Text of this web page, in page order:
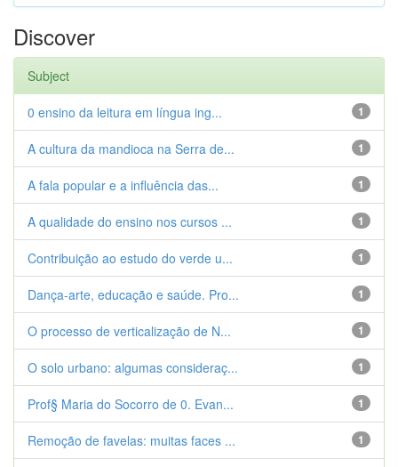
Discover
Subject
1
0 ensino da leitura em língua ing...
1
A cultura da mandioca na Serra de...
1
A fala popular e a influência das...
1
A qualidade do ensino nos cursos ...
1
Contribuição ao estudo do verde u...
1
Dança-arte, educação e saúde. Pro...
1
O processo de verticalização de N...
1
O solo urbano: algumas consideraç...
1
Prof§ Maria do Socorro de 0. Evan...
1
Remoção de favelas: muitas faces ...